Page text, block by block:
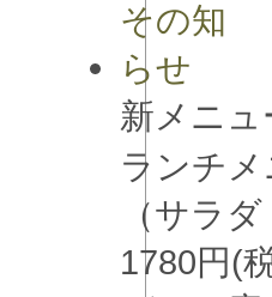
新メニ
ランチ
（サラ
1780円(